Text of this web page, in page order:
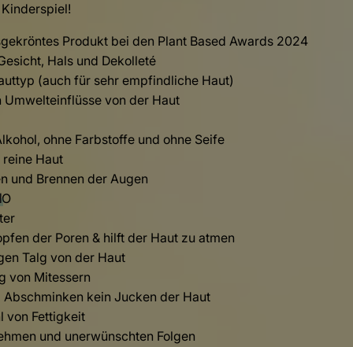
Produkt bei den Plant Based Awards 2024
Hals und Dekolleté
(auch für sehr empfindliche Haut)
von der Haut
ohne Farbstoffe und ohne Seife
Haut
und Brennen der Augen
O
der Poren & hilft der Haut zu atmen
Talg von der Haut
von Mitessern
kein Jucken der Haut
von Fettigkeit
und unerwünschten Folgen